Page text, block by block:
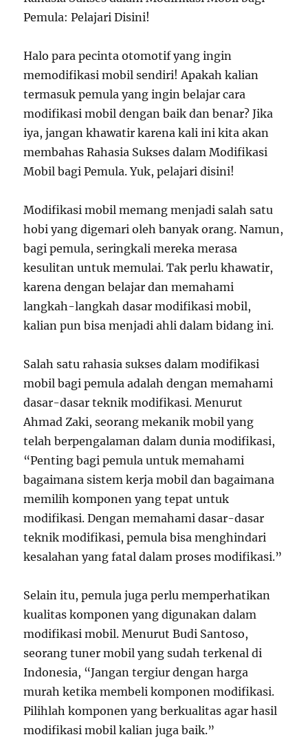
Pemula: Pelajari Disini!
Halo para pecinta otomotif yang ingin
memodifikasi mobil sendiri! Apakah kalian
termasuk pemula yang ingin belajar cara
modifikasi mobil dengan baik dan benar? Jika
iya, jangan khawatir karena kali ini kita akan
membahas Rahasia Sukses dalam Modifikasi
Mobil bagi Pemula. Yuk, pelajari disini!
Modifikasi mobil memang menjadi salah satu
hobi yang digemari oleh banyak orang. Namun,
bagi pemula, seringkali mereka merasa
kesulitan untuk memulai. Tak perlu khawatir,
karena dengan belajar dan memahami
langkah-langkah dasar modifikasi mobil,
kalian pun bisa menjadi ahli dalam bidang ini.
Salah satu rahasia sukses dalam modifikasi
mobil bagi pemula adalah dengan memahami
dasar-dasar teknik modifikasi. Menurut
Ahmad Zaki, seorang mekanik mobil yang
telah berpengalaman dalam dunia modifikasi,
“Penting bagi pemula untuk memahami
bagaimana sistem kerja mobil dan bagaimana
memilih komponen yang tepat untuk
modifikasi. Dengan memahami dasar-dasar
teknik modifikasi, pemula bisa menghindari
kesalahan yang fatal dalam proses modifikasi.”
Selain itu, pemula juga perlu memperhatikan
kualitas komponen yang digunakan dalam
modifikasi mobil. Menurut Budi Santoso,
seorang tuner mobil yang sudah terkenal di
Indonesia, “Jangan tergiur dengan harga
murah ketika membeli komponen modifikasi.
Pilihlah komponen yang berkualitas agar hasil
modifikasi mobil kalian juga baik.”